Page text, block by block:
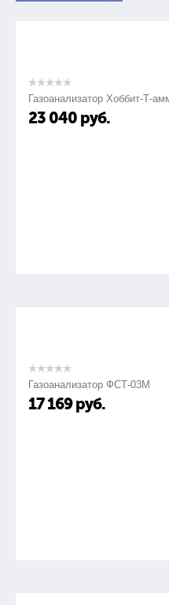
Газоанализатор Хоббит-Т-
23 040 руб.
Газоанализатор ФСТ-03М
17 169 руб.